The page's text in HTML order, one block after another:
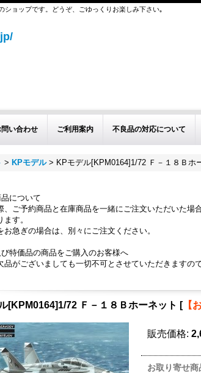
ョップです。どうぞ、ごゆっくりお楽しみ下さい｡
問い合わせ ご利用案内 不良品の対応について
> KPモデル > KPモデル[KPM0164]1/72 Ｆ－１８Ｂホ
について
、ご予約商品と在庫商品を一緒にご注文いただいた
す。
お急ぎの場合は、別々にご注文ください。
特価品の商品をご購入のお客様へ
品がございましても一切不可とさせていただきますの
[KPM0164]1/72 Ｆ－１８Ｂホーネット [【
販売価格:
お取り寄せ